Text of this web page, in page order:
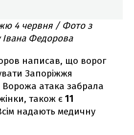
4 червня / Фото з
Івана Федорова
написав, що ворог
Запоріжжя
Ворожа атака забрала
також є 11
надають медичну